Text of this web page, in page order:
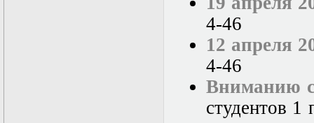
4-46
12 апреля
4-46
Вниманию
студентов